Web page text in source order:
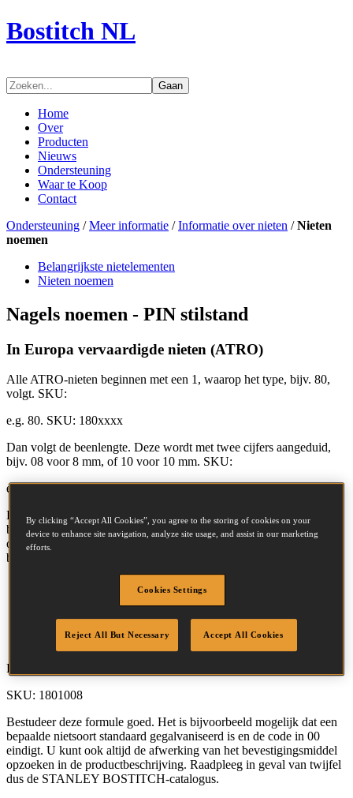
Bostitch NL
Gaan
Home
Over
Producten
Nieuws
Ondersteuning
Waar te Koop
Contact
Ondersteuning /Meer informatie /Informatie over nieten /Nieten
noemen
Belangrijkste nietelementen
Nieten noemen
Nagels noemen - PIN stilstand
In Europa vervaardigde nieten (ATRO)
Alle ATRO-nieten beginnen met een 1, waarop het type, bijv. 80,
volgt. SKU:
e.g. 80. SKU: 180xxxx
Dan volgt de beenlengte. Deze wordt met twee cijfers aangeduid,
bijv. 08 voor 8 mm, of 10 voor 10 mm. SKU:
e.g. 08 for 8 mm. or 10 for 10 mm. SKU: 18010xx
Dan volgt een specificatie van de afwerking of eventuele andere
bijzondere eigenschappen. De laatste twee cijfers zijn doorgaans 00,
onze standaarddraad. Nieten die in speciale afwerkingen leverbaar,
bijvoorbeeld gegalvaniseerd, worden echter als volgt aangeduid:
00 = STANOX-DRAAD
80 = UITEENLOPENDE PUNT
Roestvrijstalen 18010-nieten krijgen dus de volgende SKU-code:
SKU: 1801008
Bestudeer deze formule goed. Het is bijvoorbeeld mogelijk dat een
bepaalde nietsoort standaard gegalvaniseerd is en de code in 00
eindigt. U kunt ook altijd de afwerking van het bevestigingsmiddel
opzoeken in de productbeschrijving. Raadpleeg in geval van twijfel
dus de STANLEY BOSTITCH-catalogus.
By clicking “Accept All Cookies”, you agree to the storing of cookies on your
device to enhance site navigation, analyze site usage, and assist in our marketing
efforts.
Cookies Settings
Reject All But Necessary Accept All Cookies